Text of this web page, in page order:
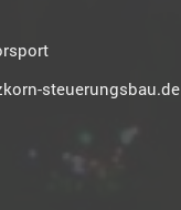
steuerungsbau.de